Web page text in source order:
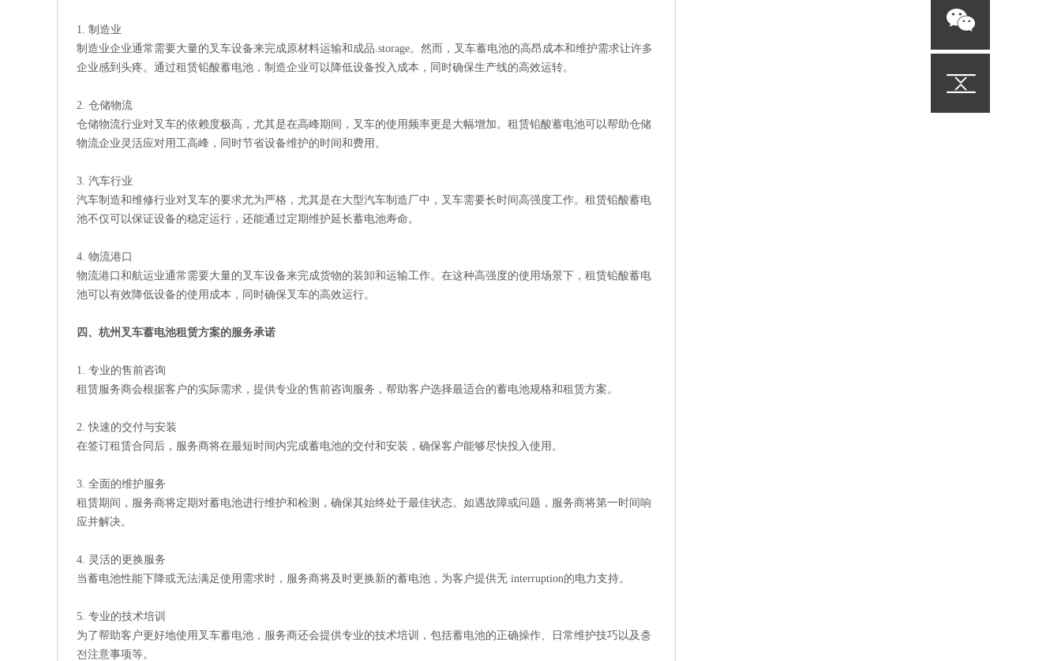
1. 制造业
制造业企业通常需要大量的叉车设备来完成原材料运输和成品.storage。然而，叉车蓄电池的高昂成本和维护需求让许多
企业感到头疼。通过租赁铅酸蓄电池，制造企业可以降低设备投入成本，同时确保生产线的高效运转。
2. 仓储物流
仓储物流行业对叉车的依赖度极高，尤其是在高峰期间，叉车的使用频率更是大幅增加。租赁铅酸蓄电池可以帮助仓储
物流企业灵活应对用工高峰，同时节省设备维护的时间和费用。
3. 汽车行业
汽车制造和维修行业对叉车的要求尤为严格，尤其是在大型汽车制造厂中，叉车需要长时间高强度工作。租赁铅酸蓄电
池不仅可以保证设备的稳定运行，还能通过定期维护延长蓄电池寿命。
4. 物流港口
物流港口和航运业通常需要大量的叉车设备来完成货物的装卸和运输工作。在这种高强度的使用场景下，租赁铅酸蓄电
池可以有效降低设备的使用成本，同时确保叉车的高效运行。
四、杭州叉车蓄电池租赁方案的服务承诺
1. 专业的售前咨询
租赁服务商会根据客户的实际需求，提供专业的售前咨询服务，帮助客户选择最适合的蓄电池规格和租赁方案。
2. 快速的交付与安装
在签订租赁合同后，服务商将在最短时间内完成蓄电池的交付和安装，确保客户能够尽快投入使用。
3. 全面的维护服务
租赁期间，服务商将定期对蓄电池进行维护和检测，确保其始终处于最佳状态。如遇故障或问题，服务商将第一时间响
应并解决。
4. 灵活的更换服务
当蓄电池性能下降或无法满足使用需求时，服务商将及时更换新的蓄电池，为客户提供无 interruption的电力支持。
5. 专业的技术培训
为了帮助客户更好地使用叉车蓄电池，服务商还会提供专业的技术培训，包括蓄电池的正确操作、日常维护技巧以及충
전注意事项等。